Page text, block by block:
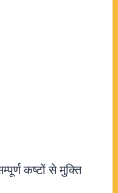
कष्टों से मुक्ति